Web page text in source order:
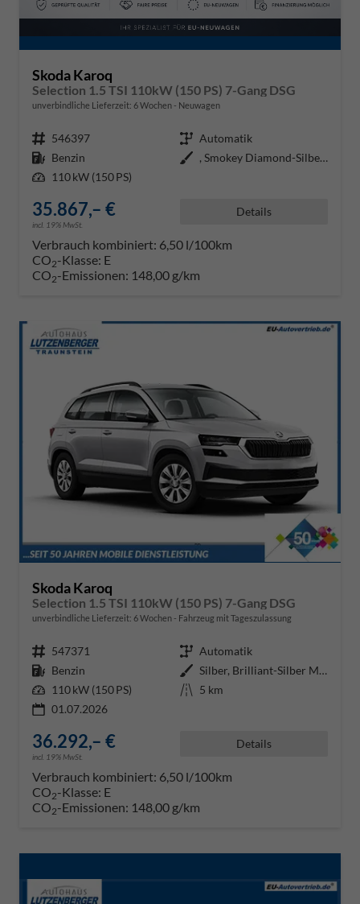
Skoda Karoq
Selection 1.5 TSI 110kW (150 PS) 7-Gang DSG
unverbindliche Lieferzeit: 6 Wochen Neuwagen
Fahrzeugnr. 546397 Getriebe Automatik
Kraftstoff Benzin Außenfarbe
, Smokey Diamond-Silber Metallic
Leistung 110 kW (150 PS)
35.867,– €
incl. 19% MwSt.
Details
Verbrauch kombiniert: 6,50 l/100km
CO2-Klasse: E
CO2-Emissionen: 148,00 g/km
Skoda Karoq
Selection 1.5 TSI 110kW (150 PS) 7-Gang DSG
unverbindliche Lieferzeit: 6 Wochen Fahrzeug mit Tageszulassung
Fahrzeugnr. 547371 Getriebe Automatik
Kraftstoff Benzin Außenfarbe
Silber, Brilliant-Silber Metalli
Leistung 110 kW (150 PS) Kilometerstand 5 km
01.07.2026
36.292,– €
incl. 19% MwSt.
Details
Verbrauch kombiniert: 6,50 l/100km
CO2-Klasse: E
CO2-Emissionen: 148,00 g/km